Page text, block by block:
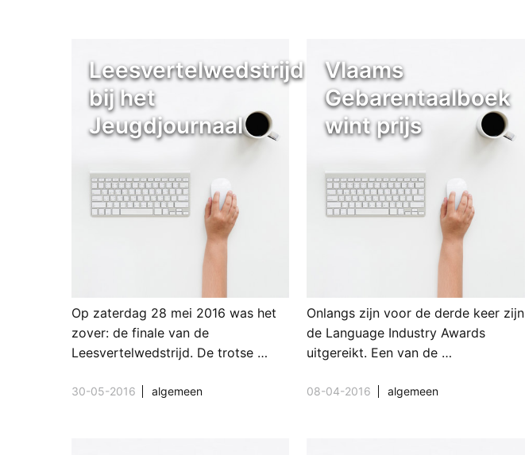
Leesvertelwedstrijd
bij het
Jeugdjournaal
Op zaterdag 28 mei 2016 was het
zover: de finale van de
Leesvertelwedstrijd. De trotse …
30-05-2016 algemeen
Vlaams
Gebarentaalboek
wint prijs
Onlangs zijn voor de derde keer zijn
de Language Industry Awards
uitgereikt. Een van de …
08-04-2016 algemeen